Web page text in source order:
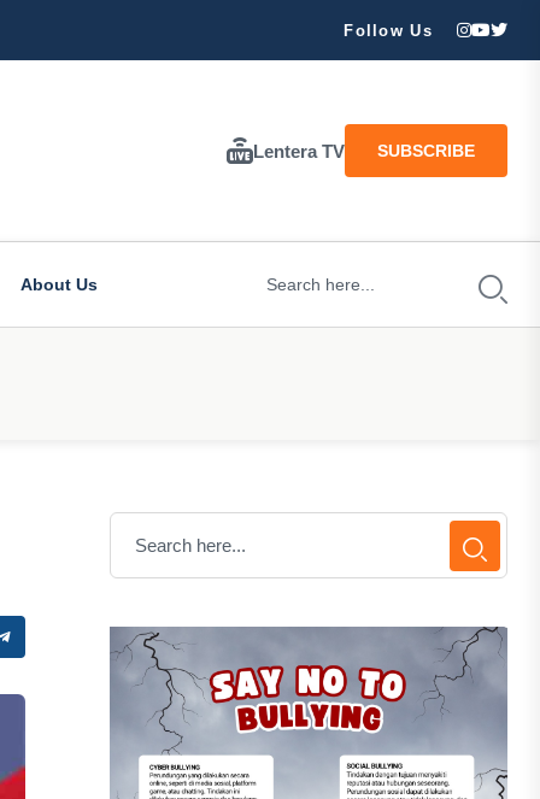
Follow Us
Lentera TV SUBSCRIBE
About Us